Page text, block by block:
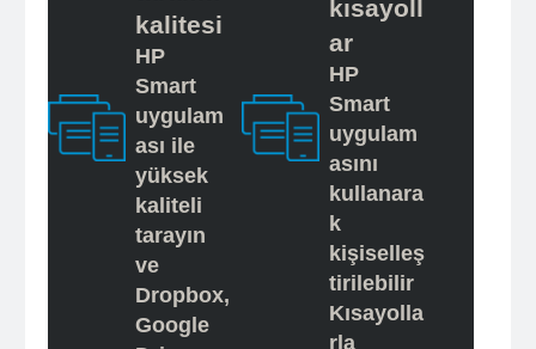
kalitesi
HP
Smart
uygulam
ası ile
yüksek
kaliteli
tarayın
ve
Dropbox,
Google
kısayoll
ar
HP
Smart
uygulam
asını
kullanara
k
kişiselleş
tirilebilir
Kısayolla
rla